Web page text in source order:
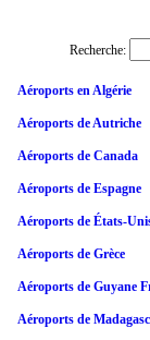
Recherche:
Aéroports en Algérie
Aéroports de Autriche
Aéroports de Canada
Aéroports de Espagne
Aéroports de États-
Aéroports de Grèce
Aéroports de Guyane
Aéroports de